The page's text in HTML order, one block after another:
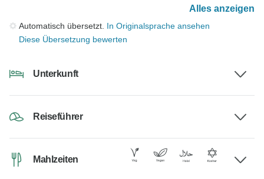
Alles anzeigen
Automatisch übersetzt. In Originalsprache ansehen
Diese Übersetzung bewerten
Unterkunft
Reiseführer
Mahlzeiten